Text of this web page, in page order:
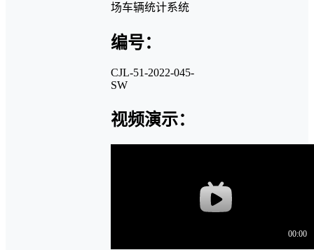
场车辆统计系统
编号：
CJL-51-2022-045-
SW
视频演示：